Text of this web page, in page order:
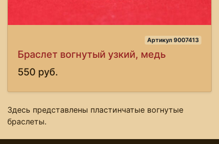
Артикул 9007413
Браслет вогнутый узкий, медь
550 руб.
Здесь представлены пластинчатые вогнутые
браслеты.